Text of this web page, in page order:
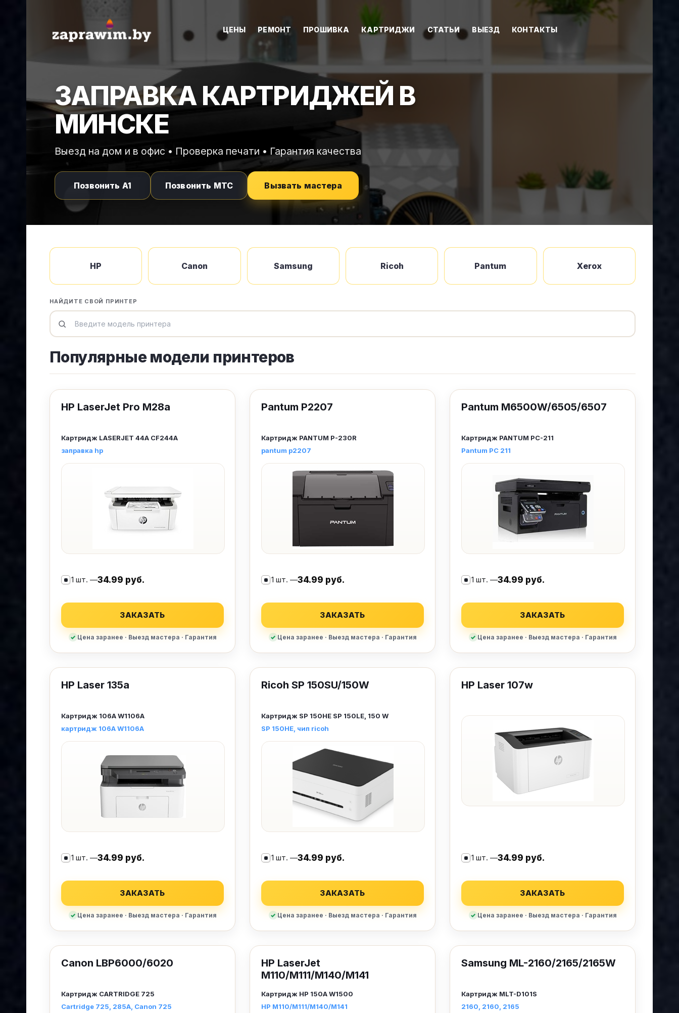
ЦЕНЫ РЕМОНТ ПРОШИВКА КАРТРИДЖИ СТАТЬИ ВЫЕЗД КОНТАКТЫ
ЗАПРАВКА КАРТРИДЖЕЙ В
МИНСКЕ
Выезд на дом и в офис • Проверка печати • Гарантия качества
Позвонить A1 Позвонить МТС Вызвать мастера
HP Canon Samsung Ricoh Pantum Xerox
НАЙДИТЕ СВОЙ ПРИНТЕР
Популярные модели принтеров
HP LaserJet Pro M28a
Картридж LASERJET 44A CF244A
заправка hp
1 шт. —34.99 руб.
ЗАКАЗАТЬ
Цена заранее · Выезд мастера · Гарантия
Pantum P2207
Картридж PANTUM P-230R
pantum p2207
1 шт. —34.99 руб.
ЗАКАЗАТЬ
Цена заранее · Выезд мастера · Гарантия
Pantum M6500W/6505/6507
Картридж PANTUM PС-211
Pantum PС 211
1 шт. —34.99 руб.
ЗАКАЗАТЬ
Цена заранее · Выезд мастера · Гарантия
HP Laser 135a
Картридж 106A W1106A
картридж 106A W1106A
1 шт. —34.99 руб.
ЗАКАЗАТЬ
Цена заранее · Выезд мастера · Гарантия
Ricoh SP 150SU/150W
Картридж SP 150HE SP 150LE, 150 W
SP 150HE чип ricoh
1 шт. —34.99 руб.
ЗАКАЗАТЬ
Цена заранее · Выезд мастера · Гарантия
HP Laser 107w
1 шт. —34.99 руб.
ЗАКАЗАТЬ
Цена заранее · Выезд мастера · Гарантия
Canon LBP6000/6020
Картридж CARTRIDGE 725
Cartridge 725 285A Canon 725
HP LaserJet
M110/M111/M140/M141
Картридж HP 150A W1500
HP M110/M111/M140/M141
Samsung ML-2160/2165/2165W
Картридж MLT-D101S
2160 2160 2165